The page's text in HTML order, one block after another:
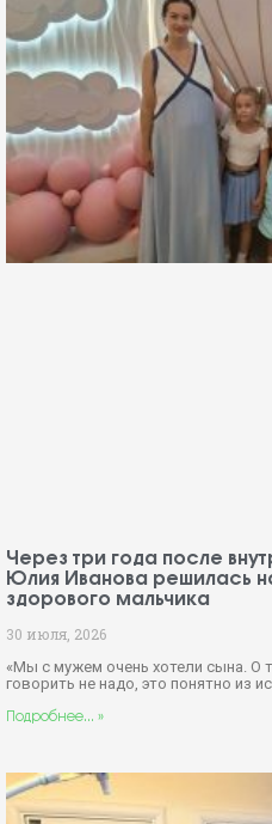
Через три года после
Юлия Иванова решилась
здорового мальчика
30 июля, 2026
«Мы с мужем очень хотели сына. О
говорить не надо, это понятно из
Подробнее... »